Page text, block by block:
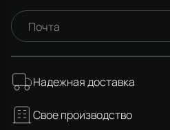
Почта
Надежная доставка
Свое производство